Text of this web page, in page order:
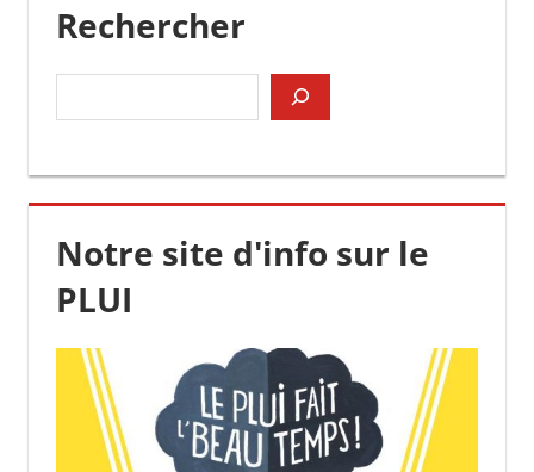
Rechercher
Notre site d'info sur le
PLUI